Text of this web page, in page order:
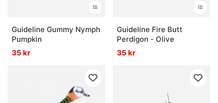
Guideline Gummy Nymph
Pumpkin
35 kr
Guideline Fire Butt
Perdigon - Olive
35 kr